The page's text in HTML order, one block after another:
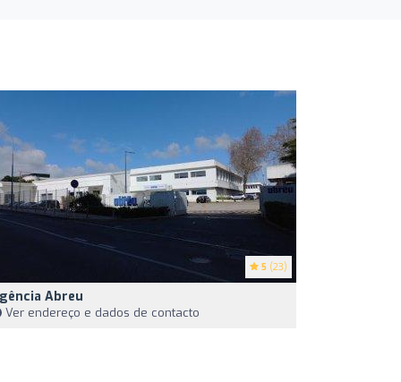
5 (23)
Abreu
Ver endereço e dados de contacto